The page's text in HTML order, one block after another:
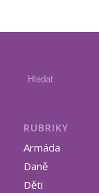
RUBRIKY
Armáda
Daně
Děti